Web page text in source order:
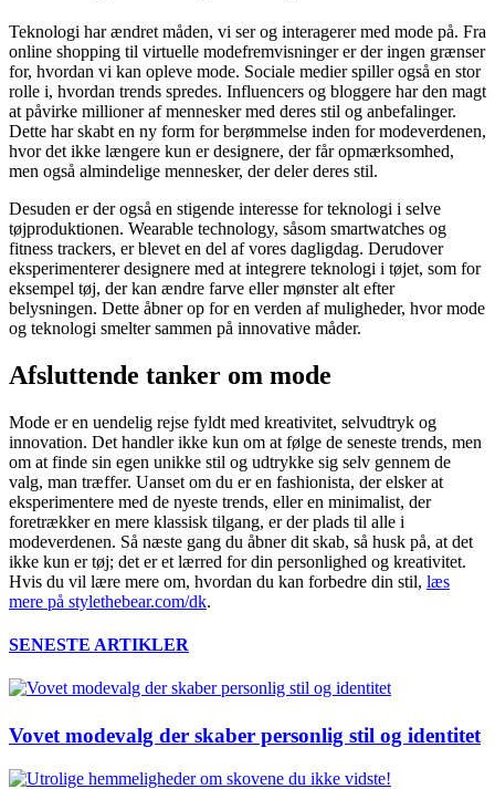
Teknologi har ændret måden, vi ser og interagerer med mode på. Fra
online shopping til virtuelle modefremvisninger er der ingen grænser
for, hvordan vi kan opleve mode. Sociale medier spiller også en stor
rolle i, hvordan trends spredes. Influencers og bloggere har den magt
at påvirke millioner af mennesker med deres stil og anbefalinger.
Dette har skabt en ny form for berømmelse inden for modeverdenen,
hvor det ikke længere kun er designere, der får opmærksomhed,
men også almindelige mennesker, der deler deres stil.
Desuden er der også en stigende interesse for teknologi i selve
tøjproduktionen. Wearable technology, såsom smartwatches og
fitness trackers, er blevet en del af vores dagligdag. Derudover
eksperimenterer designere med at integrere teknologi i tøjet, som for
eksempel tøj, der kan ændre farve eller mønster alt efter
belysningen. Dette åbner op for en verden af muligheder, hvor mode
og teknologi smelter sammen på innovative måder.
Afsluttende tanker om mode
Mode er en uendelig rejse fyldt med kreativitet, selvudtryk og
innovation. Det handler ikke kun om at følge de seneste trends, men
om at finde sin egen unikke stil og udtrykke sig selv gennem de
valg, man træffer. Uanset om du er en fashionista, der elsker at
eksperimentere med de nyeste trends, eller en minimalist, der
foretrækker en mere klassisk tilgang, er der plads til alle i
modeverdenen. Så næste gang du åbner dit skab, så husk på, at det
ikke kun er tøj; det er et lærred for din personlighed og kreativitet.
Hvis du vil lære mere om, hvordan du kan forbedre din stil, læs
mere på stylethebear.com/dk.
SENESTE ARTIKLER
Vovet modevalg der skaber personlig stil og identitet